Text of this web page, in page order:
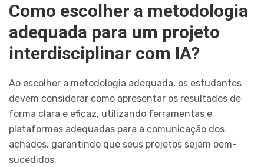
Como escolher a metodologia
adequada para um projeto
interdisciplinar com IA?
Ao escolher a metodologia adequada, os estudantes
devem considerar como apresentar os resultados de
forma clara e eficaz, utilizando ferramentas e
plataformas adequadas para a comunicação dos
achados, garantindo que seus projetos sejam bem-
sucedidos.